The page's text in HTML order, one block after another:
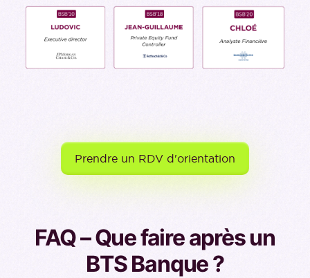
Prendre un RDV d'orientation
FAQ – Que faire après un
BTS Banque ?